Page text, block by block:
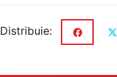
Distribuie: